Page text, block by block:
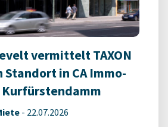
vermittelt TAXON
Standort in CA Immo-
- 22.07.2026